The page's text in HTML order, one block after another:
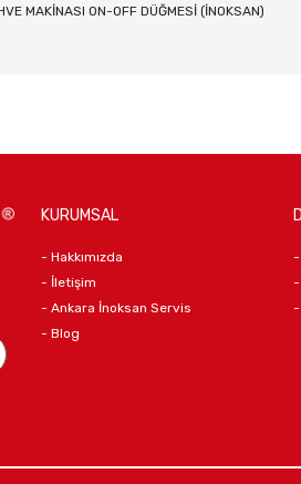
MAKİNASI ON-OFF DÜĞMESİ (İNOKSAN)
KURUMSAL
- Hakkımızda
- İletişim
- Ankara İnoksan Servis
- Blog
-
-
-